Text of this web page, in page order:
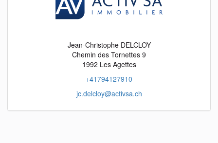
Jean-Christophe DELCLOY
Chemin des Tornettes 9
1992 Les Agettes
+41794127910
jc.delcloy@activsa.ch